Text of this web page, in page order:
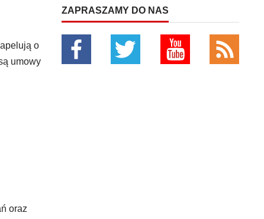
o
umowy
oraz
ZAPRASZAMY DO NAS